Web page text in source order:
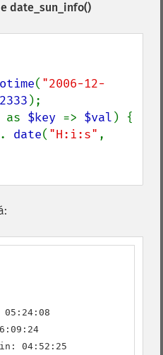
date_sun_info()
( "2006-12-
);
as $key => $val ) {
. date( "H:i:s"
04:52:25